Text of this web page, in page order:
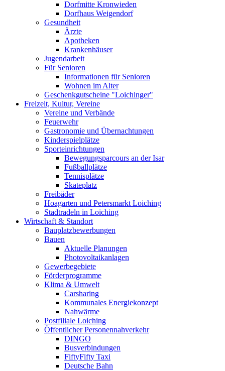
Dorfmitte Kronwieden
Dorfhaus Weigendorf
Gesundheit
Ärzte
Apotheken
Krankenhäuser
Jugendarbeit
Für Senioren
Informationen für Senioren
Wohnen im Alter
Geschenkgutscheine "Loichinger"
Freizeit, Kultur, Vereine
Vereine und Verbände
Feuerwehr
Gastronomie und Übernachtungen
Kinderspielplätze
Sporteinrichtungen
Bewegungsparcours an der Isar
Fußballplätze
Tennisplätze
Skateplatz
Freibäder
Hoagarten und Petersmarkt Loiching
Stadtradeln in Loiching
Wirtschaft & Standort
Bauplatzbewerbungen
Bauen
Aktuelle Planungen
Photovoltaikanlagen
Gewerbegebiete
Förderprogramme
Klima & Umwelt
Carsharing
Kommunales Energiekonzept
Nahwärme
Postfiliale Loiching
Öffentlicher Personennahverkehr
DINGO
Busverbindungen
FiftyFifty Taxi
Deutsche Bahn